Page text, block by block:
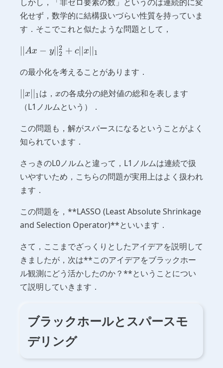
化せず，数学的に結構扱いづらい性質を持っていま
す．そこでこれと似たような問題として，
||Ax -
+ c
Ax − y∣ ∣2
2 + c∣∣ x 1
の最小化を考えることがあります．
||x||_1
x 1は， x
xの各成分の絶対値の総和を表します
（L1ノルムという）．
この問題も，解がスパースになるということがよく
知られています．
さっきのL0ノルムと違って，L1ノルムは連続で扱
いやすいため，こちらの問題が実用上はよく扱われ
ます．
この問題を，**LASSO (Least Absolute Shrinkage
and Selection Operator)**といいます．
さて，ここまでざっくりとしたアイデアを説明して
きましたが，次は**このアイデアをブラックホー
ル観測にどう活かしたのか？**ということについ
て説明していきます．
ブラックホールとスパースモ
デリング